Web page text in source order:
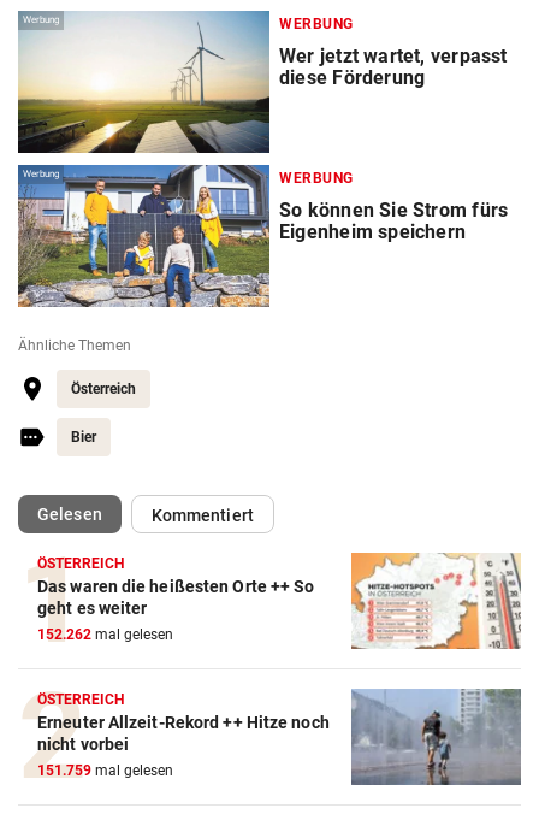
Werbung WERBUNG
Wer jetzt wartet, verpasst
diese Förderung
Werbung WERBUNG
So können Sie Strom fürs
Eigenheim speichern
Ähnliche Themen
Österreich
Bier
Gelesen(ausgewählt)Kommentiert
ÖSTERREICH
Das waren die heißesten Orte ++ So
geht es weiter
152.262 mal gelesen
ÖSTERREICH
Erneuter Allzeit-Rekord ++ Hitze noch
nicht vorbei
151.759 mal gelesen